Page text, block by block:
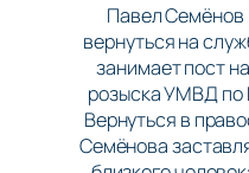
Павел
вернуться на
занимает пост
розыска УМВД по
Вернуться в
Семёнова